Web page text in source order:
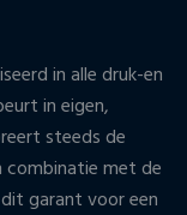
in alle druk-en
in eigen,
steeds de
combinatie met de
garant voor een